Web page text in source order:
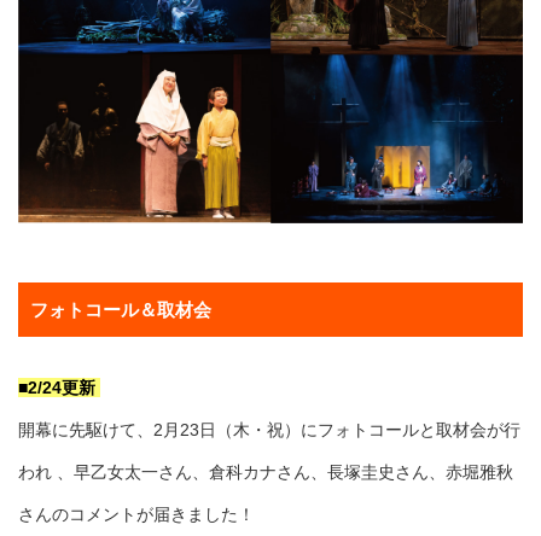
フォトコール＆取材会
■2/24更新
開幕に先駆けて、2月23日（木・祝）にフォトコールと取材会が行
われ 、早乙女太一さん、倉科カナさん、長塚圭史さん、赤堀雅秋
さんのコメントが届きました！